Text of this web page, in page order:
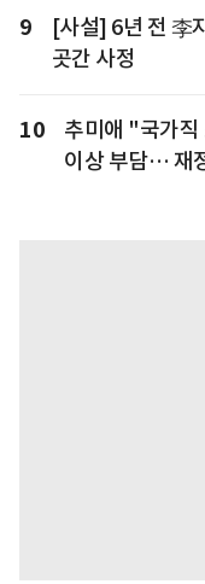
9
[사설] 6년 전 李
곳간 사정
10
추미애 "국가직
이상 부담… 재